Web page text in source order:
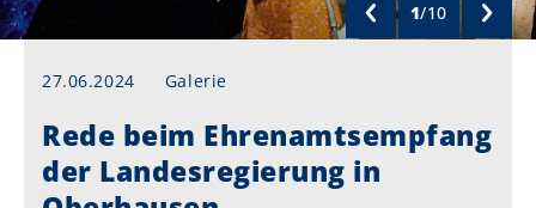
1/10
27.06.2024 Galerie
Rede beim Ehrenamtsempfang
der Landesregierung in